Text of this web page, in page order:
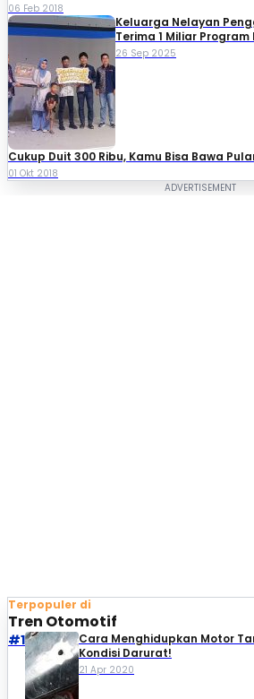
06 Feb 2018
Keluarga Nelayan
Terima 1 Miliar
26 Sep 2025
Cukup Duit 300 Ribu, Kamu Bisa Bawa
01 Okt 2018
Terpopuler di
Tren Otomotif
#1
Cara Menghidupkan Motor
Kondisi Darurat!
21 Apr 2020